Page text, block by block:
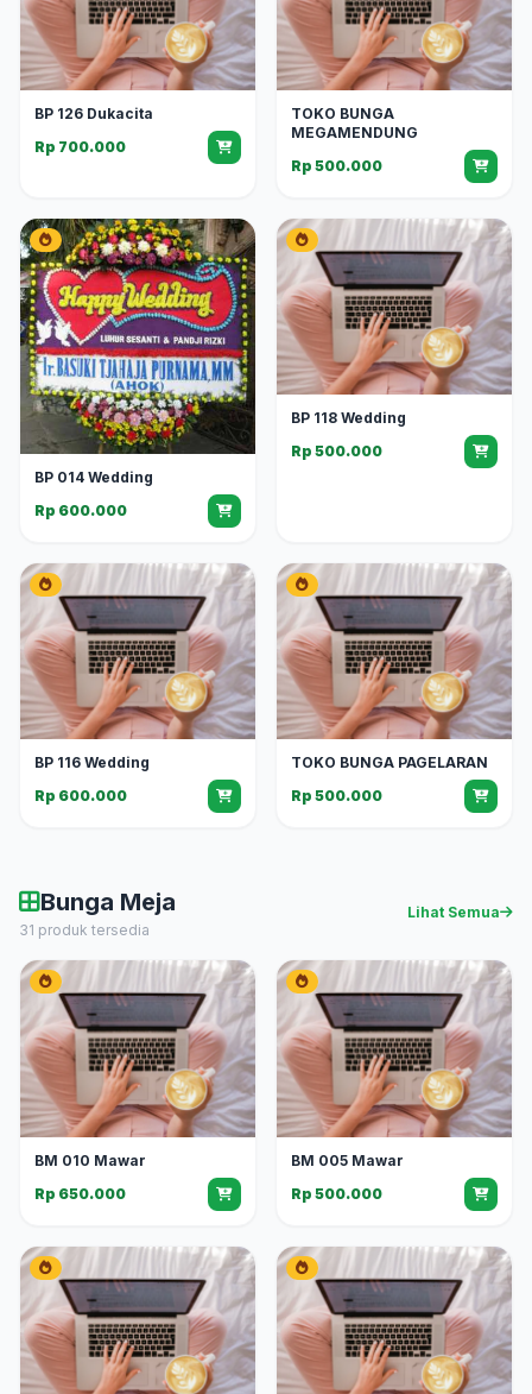
BP 126 Dukacita
Rp 700.000
TOKO BUNGA
MEGAMENDUNG
Rp 500.000
BP 014 Wedding
Rp 600.000
BP 118 Wedding
Rp 500.000
BP 116 Wedding
Rp 600.000
TOKO BUNGA PAGELARAN
Rp 500.000
Bunga Meja
31 produk tersedia
Lihat Semua
BM 010 Mawar
Rp 650.000
BM 005 Mawar
Rp 500.000